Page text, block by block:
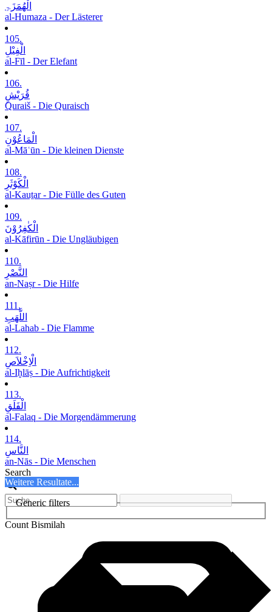
الْھُمَزَۃِ
al-Humaza - Der Lästerer
105.
الْفِیْلِ
al-Fīl - Der Elefant
106.
قُرَیْشٍ
Quraiš - Die Quraisch
107.
الْمَاعُوْنِ
al-Māʿūn - Die kleinen Dienste
108.
الْکَوْثَرِ
al-Kauṯar - Die Fülle des Guten
109.
الْکٰفِرُوْنَ
al-Kāfirūn - Die Ungläubigen
110.
النَّصْرِ
an-Naṣr - Die Hilfe
111.
اللَّھَبِ
al-Lahab - Die Flamme
112.
الْاِخْلاَصِ
al-Iḫlāṣ - Die Aufrichtigkeit
113.
الْفَلَقِ
al-Falaq - Die Morgendämmerung
114.
النَّاسِ
an-Nās - Die Menschen
Search
Weitere Resultate...
Generic filters
Count Bismilah